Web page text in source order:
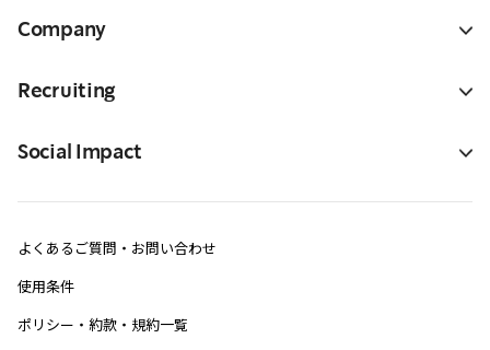
Company
Recruiting
Social Impact
よくあるご質問・お問い合わせ
使用条件
ポリシー・約款・規約一覧